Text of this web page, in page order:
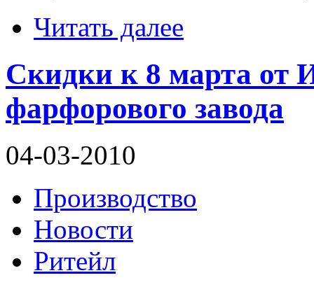
Читать далее
Скидки к 8 марта от
фарфорового завода
04-03-2010
Производство
Новости
Ритейл